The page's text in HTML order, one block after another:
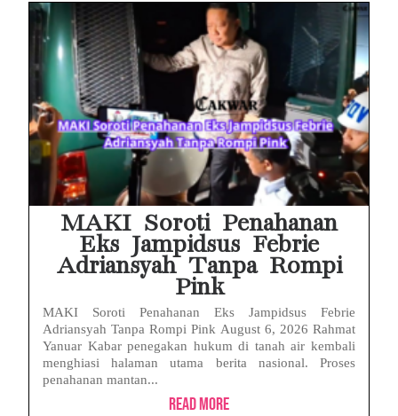
MAKI Soroti Penahanan
Eks Jampidsus Febrie
Adriansyah Tanpa Rompi
Pink
MAKI Soroti Penahanan Eks Jampidsus Febrie
Adriansyah Tanpa Rompi Pink August 6, 2026 Rahmat
Yanuar Kabar penegakan hukum di tanah air kembali
menghiasi halaman utama berita nasional. Proses
penahanan mantan...
Read More